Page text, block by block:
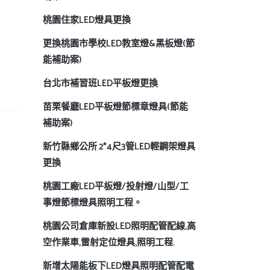
桃園住家LED燈具更換
更換桃園市學校LED教室燈&黑板燈(節
能補助案)
台北市補習班LED平板燈更換
苗栗餐廳LED平板燈節標章燈具(節能
補助案)
新竹縣鄉公所 2*4尺3管LED輕鋼架燈具
更換
桃園工廠LED平板燈/投射燈/山型/工
事燈節標燈具照明工程。
桃園公司倉庫新設LED照明配管配線,高
空作業車,雷射定位燈具,照明工程.
新增太陽能板下LED燈具照明配管配電